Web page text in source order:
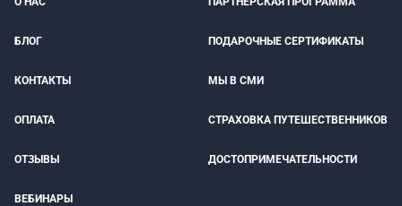
БЛОГ ПОДАРОЧНЫЕ СЕРТИФИКАТЫ
КОНТАКТЫ МЫ В СМИ
ОПЛАТА СТРАХОВКА ПУТЕШЕСТВЕННИКОВ
ОТЗЫВЫ ДОСТОПРИМЕЧАТЕЛЬНОСТИ
ВЕБИНАРЫ